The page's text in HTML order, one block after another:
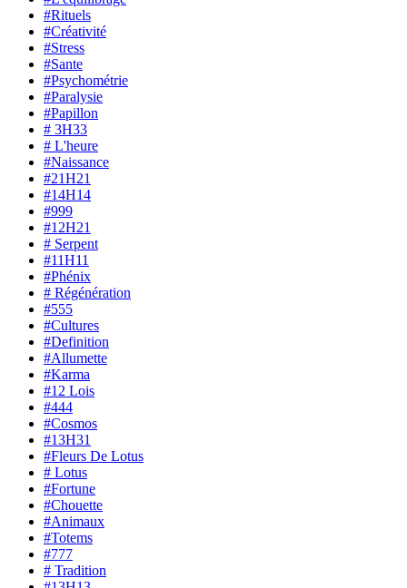
#Rituels
#Créativité
#Stress
#Sante
#Psychométrie
#Paralysie
#Papillon
# 3H33
# L'heure
#Naissance
#21H21
#14H14
#999
#12H21
# Serpent
#11H11
#Phénix
# Régénération
#555
#Cultures
#Definition
#Allumette
#Karma
#12 Lois
#444
#Cosmos
#13H31
#Fleurs De Lotus
# Lotus
#Fortune
#Chouette
#Animaux
#Totems
#777
# Tradition